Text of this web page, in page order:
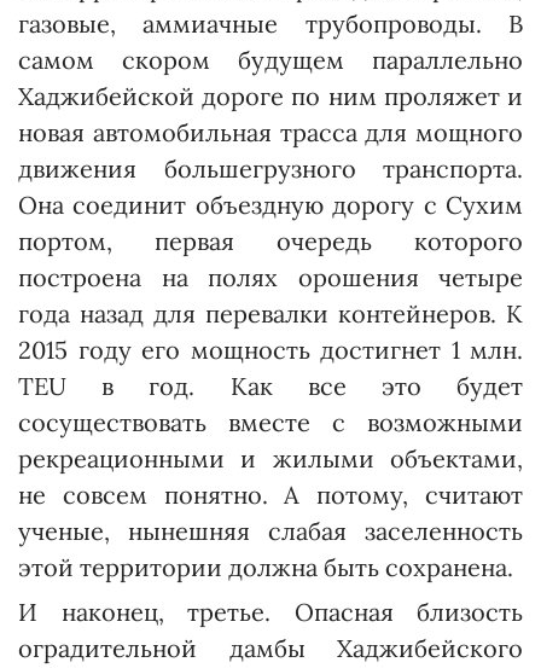
газовые, аммиачные трубопроводы. В
самом скором будущем параллельно
Хаджибейской дороге по ним проляжет и
новая автомобильная трасса для мощного
движения большегрузного транспорта.
Она соединит объездную дорогу с Сухим
портом, первая очередь которого
построена на полях орошения четыре
года назад для перевалки контейнеров. К
2015 году его мощность достигнет 1 млн.
TEU в год. Как все это будет
сосуществовать вместе с возможными
рекреационными и жилыми объектами,
не совсем понятно. А потому, считают
ученые, нынешняя слабая заселенность
этой территории должна быть сохранена.
И наконец, третье. Опасная близость
оградительной дамбы Хаджибейского